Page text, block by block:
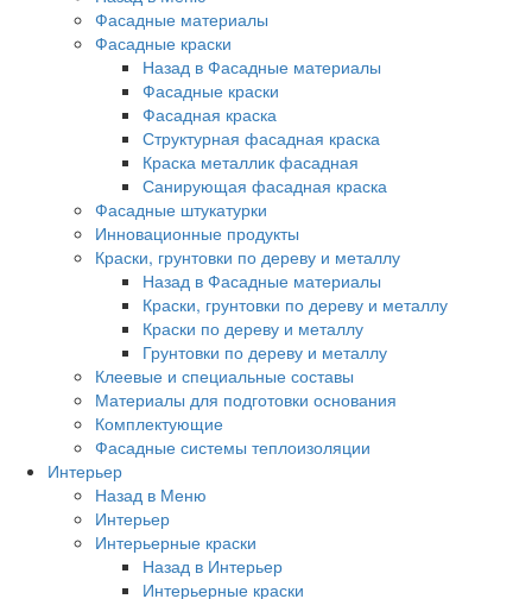
Фасадные материалы
Фасадные краски
Назад в Фасадные материалы
Фасадные краски
Фасадная краска
Структурная фасадная краска
Краска металлик фасадная
Санирующая фасадная краска
Фасадные штукатурки
Инновационные продукты
Краски, грунтовки по дереву и металлу
Назад в Фасадные материалы
Краски, грунтовки по дереву и металлу
Краски по дереву и металлу
Грунтовки по дереву и металлу
Клеевые и специальные составы
Материалы для подготовки основания
Комплектующие
Фасадные системы теплоизоляции
Интерьер
Назад в Меню
Интерьер
Интерьерные краски
Назад в Интерьер
Интерьерные краски